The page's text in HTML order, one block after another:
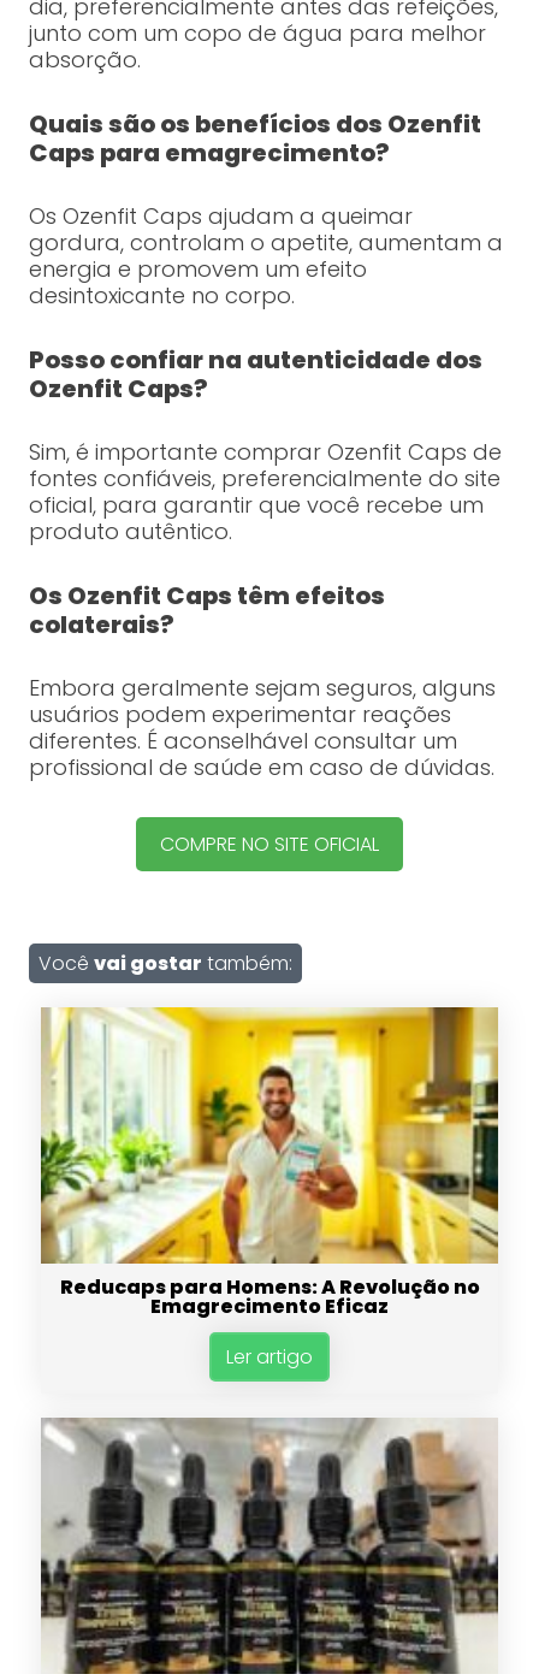
dia, preferencialmente antes das refeições,
junto com um copo de água para melhor
absorção.
Quais são os benefícios dos Ozenfit
Caps para emagrecimento?
Os Ozenfit Caps ajudam a queimar
gordura, controlam o apetite, aumentam a
energia e promovem um efeito
desintoxicante no corpo.
Posso confiar na autenticidade dos
Ozenfit Caps?
Sim, é importante comprar Ozenfit Caps de
fontes confiáveis, preferencialmente do site
oficial, para garantir que você recebe um
produto autêntico.
Os Ozenfit Caps têm efeitos
colaterais?
Embora geralmente sejam seguros, alguns
usuários podem experimentar reações
diferentes. É aconselhável consultar um
profissional de saúde em caso de dúvidas.
COMPRE NO SITE OFICIAL
Você vai gostar também:
Reducaps para Homens: A Revolução no
Emagrecimento Eficaz
Ler artigo